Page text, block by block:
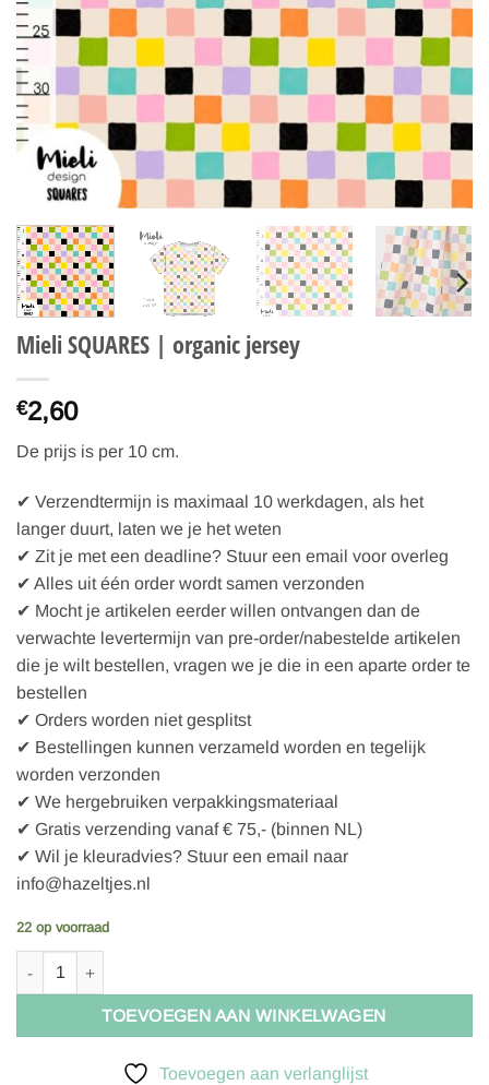
Mieli SQUARES | organic jersey
€2,60
De prijs is per 10 cm.
✔ Verzendtermijn is maximaal 10 werkdagen, als het
langer duurt, laten we je het weten
✔ Zit je met een deadline? Stuur een email voor overleg
✔ Alles uit één order wordt samen verzonden
✔ Mocht je artikelen eerder willen ontvangen dan de
verwachte levertermijn van pre-order/nabestelde artikelen
die je wilt bestellen, vragen we je die in een aparte order te
bestellen
✔ Orders worden niet gesplitst
✔ Bestellingen kunnen verzameld worden en tegelijk
worden verzonden
✔ We hergebruiken verpakkingsmateriaal
✔ Gratis verzending vanaf € 75,- (binnen NL)
✔ Wil je kleuradvies? Stuur een email naar
info@hazeltjes.nl
22 op voorraad
Mieli SQUARES | organic jersey aantal
TOEVOEGEN AAN WINKELWAGEN
Toevoegen aan verlanglijst